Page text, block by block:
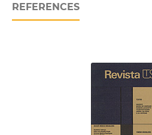
REFERENCES